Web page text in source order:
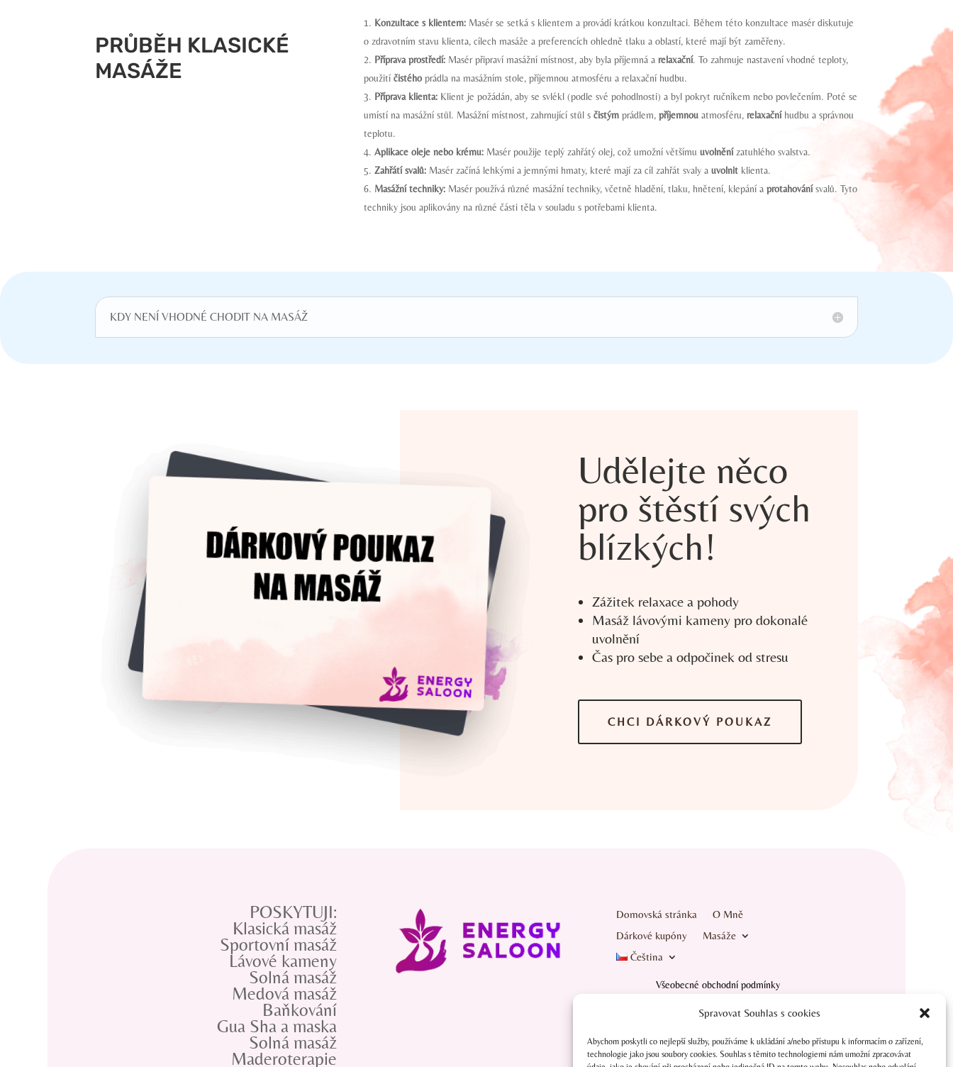
Spravovat Souhlas s cookies
Abychom poskytli co nejlepší služby, používáme k ukládání a/nebo přístupu k informacím o zařízení,
technologie jako jsou soubory cookies. Souhlas s těmito technologiemi nám umožní zpracovávat
PRŮBĚH KLASICKÉ
MASÁŽE
Konzultace s klientem: Masér se setká s klientem a provádí krátkou konzultaci. Během této konzultace masér diskutuje
o zdravotním stavu klienta, cílech masáže a preferencích ohledně tlaku a oblastí, které mají být zaměřeny.
Příprava prostředí: Masér připraví masážní místnost, aby byla příjemná a relaxační. To zahrnuje nastavení vhodné teploty,
použití čistéhoprádla na masážním stole, příjemnou atmosféru a relaxační hudbu.
Příprava klienta: Klient je požádán, aby se svlékl (podle své pohodlnosti) a byl pokryt ručníkem nebo povlečením. Poté se
umístí na masážní stůl. Masážní místnost, zahrnující stůl s čistýmprádlem, příjemnouatmosféru, relaxačníhudbu a správnou
teplotu.
Aplikace oleje nebo krému:Masér použije teplý zahřátý olej, což umožní většímu uvolněnízatuhlého svalstva.
Zahřátí svalů:Masér začíná lehkými a jemnými hmaty, které mají za cíl zahřát svaly a uvolnitklienta.
Masážní techniky:Masér používá různé masážní techniky, včetně hladění, tlaku, hnětení, klepání a protahovánísvalů. Tyto
techniky jsou aplikovány na různé části těla v souladu s potřebami klienta.
KDY NENÍ VHODNÉ CHODIT NA MASÁŽ
Udělejte něco
pro štěstí svých
blízkých!
Zážitek relaxace a pohody
Masáž lávovými kameny pro dokonalé
uvolnění
Čas pro sebe a odpočinek od stresu
CHCI DÁRKOVÝ POUKAZ
POSKYTUJI:
Klasická masáž
Sportovní masáž
Lávové kameny
Solná masáž
Medová masáž
Baňkování
Gua Sha a maska
Solná masáž
Maderoterapie
Domovská stránka
O Mně
Dárkové kupóny
Masáže
Čeština
Všeobecné obchodní podmínky
baraondr@seznam.cz
 +420 605 122 206